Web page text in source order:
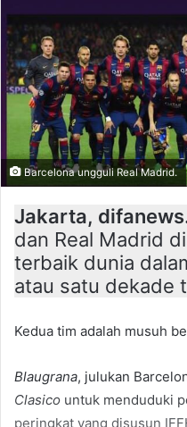
Barcelona ungguli Real Madrid.
Jakarta,
dan Real Madrid
terbaik dunia
atau satu dekade
Kedua tim adalah musuh
Blaugrana, julukan
Clasico untuk menduduki
peringkat yang disusun